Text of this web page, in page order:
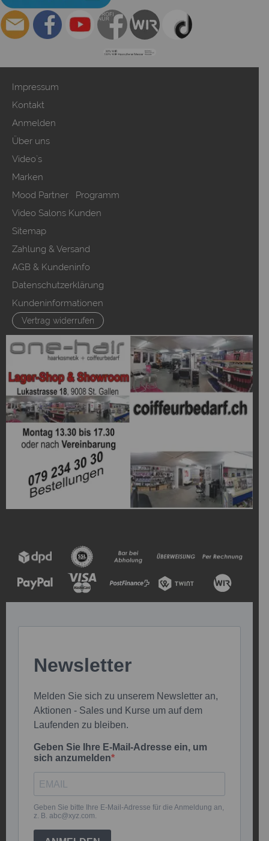
Impressum
Kontakt
Anmelden
Über uns
Video`s
Marken
Mood Partner Programm
Video Salons Kunden
Sitemap
Zahlung & Versand
AGB & Kundeninfo
Datenschutzerklärung
Kundeninformationen
Vertrag widerrufen